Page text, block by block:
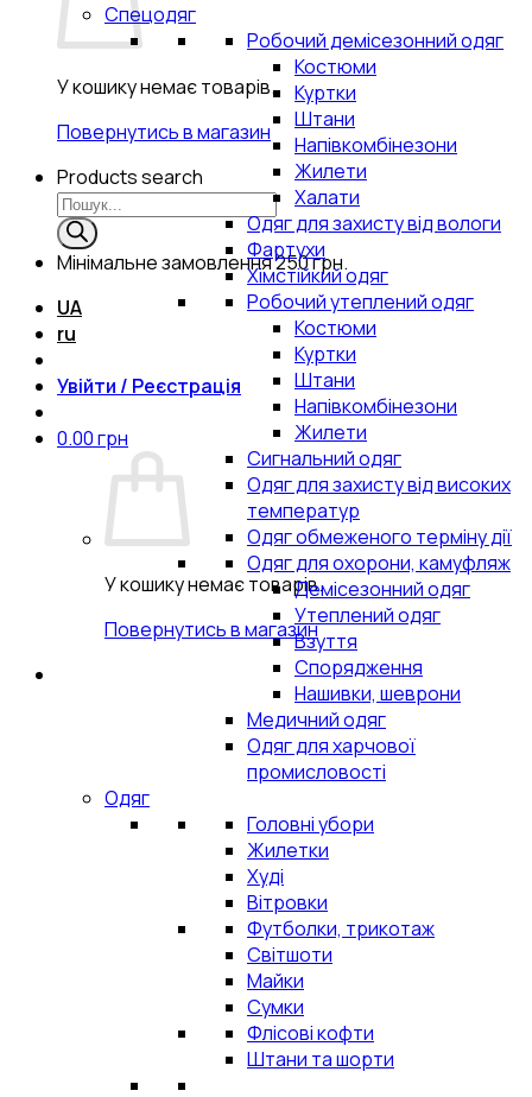
У кошику немає товарів.
Повернутись в магазин
Products search
Мінімальне замовлення250 грн.
UA
ru
Увійти / Реєстрація
0.00грн
У кошику немає товарів.
Повернутись в магазин
Спецодяг
Робочий демісезонний одяг
Костюми
Куртки
Штани
Напівкомбінезони
Жилети
Халати
Одяг для захисту від вологи
Фартухи
Хімстійкий одяг
Робочий утеплений одяг
Костюми
Куртки
Штани
Напівкомбінезони
Жилети
Сигнальний одяг
Одяг для захисту від високих
температур
Одяг обмеженого терміну дії
Одяг для охорони, камуфляж
Демісезонний одяг
Утеплений одяг
Взуття
Спорядження
Нашивки, шеврони
Медичний одяг
Одяг для харчової
промисловості
Одяг
Головні убори
Жилетки
Худі
Вітровки
Футболки, трикотаж
Світшоти
Майки
Сумки
Флісові кофти
Штани та шорти